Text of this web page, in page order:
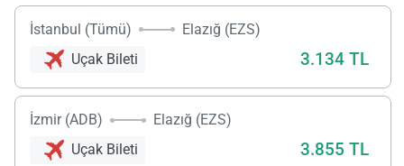
İstanbul (Tümü)
Elazığ (EZS)
Uçak Bileti
3.134 TL
İzmir (ADB)
Elazığ (EZS)
Uçak Bileti
3.855 TL